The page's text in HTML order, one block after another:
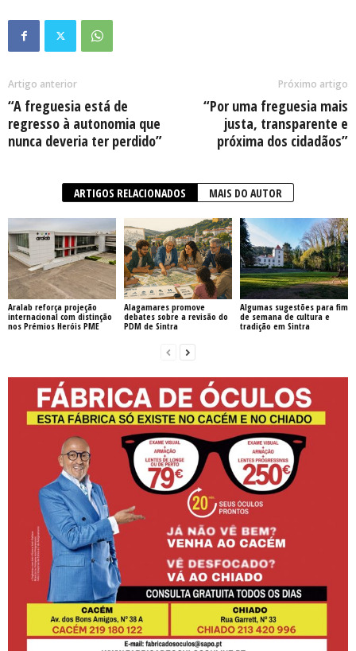
Artigo anterior
“A freguesia está de
regresso à autonomia que
nunca deveria ter perdido”
Próximo artigo
“Por uma freguesia mais
justa, transparente e
próxima dos cidadãos”
ARTIGOS RELACIONADOS MAIS DO AUTOR
Aralab reforça projeção
internacional com distinção
nos Prémios Heróis PME
Alagamares promove
debates sobre a revisão do
PDM de Sintra
Algumas sugestões para fim
de semana de cultura e
tradição em Sintra